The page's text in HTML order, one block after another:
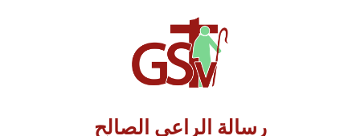
رسالة الراعي الصالح